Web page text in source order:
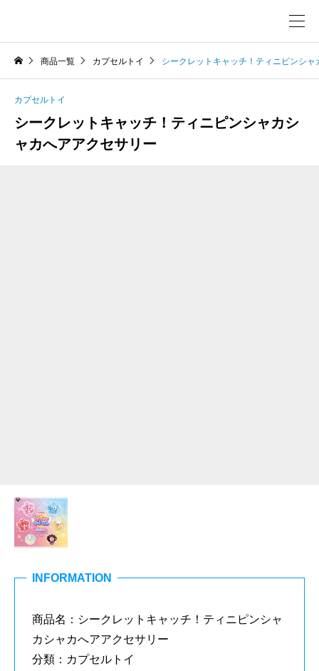
商品一覧 カプセルトイ シークレットキャッチ！ティニピンシ
カプセルトイ
シークレットキャッチ！ティニピンシャカシ
ャカへアアクセサリー
INFORMATION
商品名：シークレットキャッチ！ティニピンシャ
カシャカへアアクセサリー
分類：カプセルトイ